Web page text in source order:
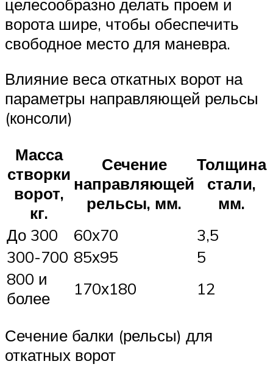
целесообразно делать проем и
ворота шире, чтобы обеспечить
свободное место для маневра.
Влияние веса откатных ворот на
параметры направляющей рельсы
(консоли)
Масса
створки
ворот,
кг.
Сечение
направляющей
рельсы, мм.
Толщина
стали,
мм.
До 300
60х70
3,5
300-700 85х95
5
800 и
более
170х180 12
Сечение балки (рельсы) для
откатных ворот